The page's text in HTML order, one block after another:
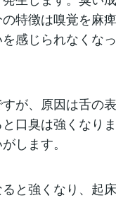
特徴は嗅覚を麻
感じられなくな
が、原因は舌の
口臭は強くなり
します。
と強くなり、起